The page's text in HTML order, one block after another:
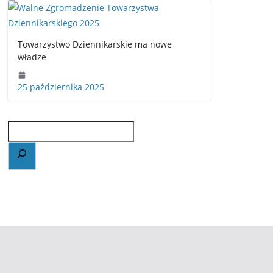
Towarzystwo Dziennikarskie ma nowe
władze
25 października 2025